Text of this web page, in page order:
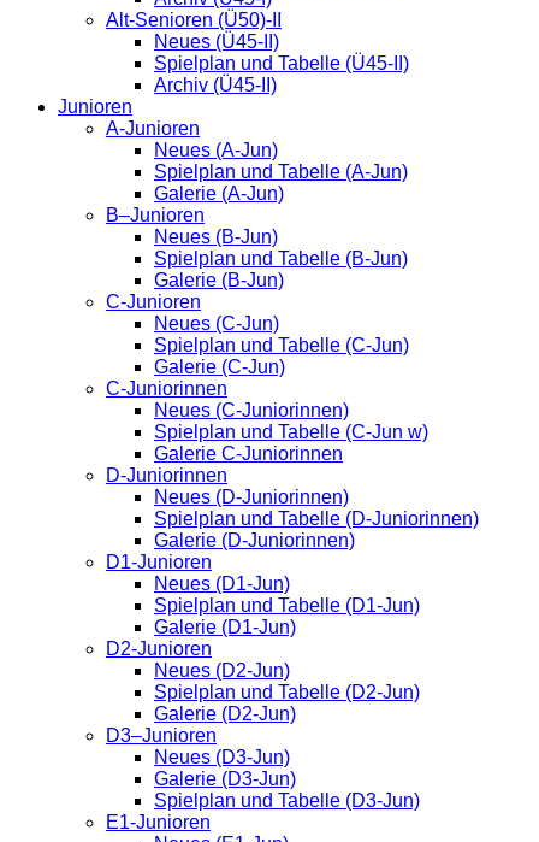
Alt-Senioren (Ü50)-II
Neues (Ü45-II)
Spielplan und Tabelle (Ü45-II)
Archiv (Ü45-II)
Junioren
A-Junioren
Neues (A-Jun)
Spielplan und Tabelle (A-Jun)
Galerie (A-Jun)
B–Junioren
Neues (B-Jun)
Spielplan und Tabelle (B-Jun)
Galerie (B-Jun)
C-Junioren
Neues (C-Jun)
Spielplan und Tabelle (C-Jun)
Galerie (C-Jun)
C-Juniorinnen
Neues (C-Juniorinnen)
Spielplan und Tabelle (C-Jun w)
Galerie C-Juniorinnen
D-Juniorinnen
Neues (D-Juniorinnen)
Spielplan und Tabelle (D-Juniorinnen)
Galerie (D-Juniorinnen)
D1-Junioren
Neues (D1-Jun)
Spielplan und Tabelle (D1-Jun)
Galerie (D1-Jun)
D2-Junioren
Neues (D2-Jun)
Spielplan und Tabelle (D2-Jun)
Galerie (D2-Jun)
D3–Junioren
Neues (D3-Jun)
Galerie (D3-Jun)
Spielplan und Tabelle (D3-Jun)
E1-Junioren